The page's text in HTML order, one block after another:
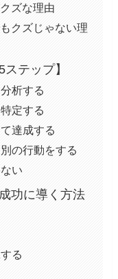
ズな理由
クズじゃない理
テップ】
析する
定する
達成する
の行動をする
い
功に導く方法
る